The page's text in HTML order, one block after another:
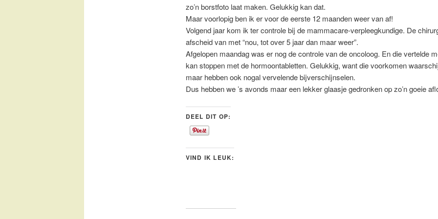
zo’n borstfoto laat maken. Gelukkig kan dat.
Maar voorlopig ben ik er voor de eerste 12 maanden weer van af!
Volgend jaar kom ik ter controle bij de mammacare-verpleegkundige. De
afscheid van met “nou, tot over 5 jaar dan maar weer”.
Afgelopen maandag was er nog de controle van de oncoloog. En die vertelde
kan stoppen met de hormoontabletten. Gelukkig, want die voorkomen
maar hebben ook nogal vervelende bijverschijnselen.
Dus hebben we ’s avonds maar een lekker glaasje gedronken op zo’n goeie
DEEL DIT OP:
VIND IK LEUK: